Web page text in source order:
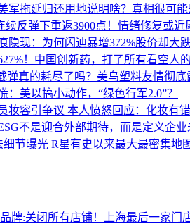
军拖延归还用地说明啥？真相很可
续反弹下重返3900点！情绪修复或近
隐现：为何闪迪暴增372%股价却大跌
！中国创新药，打了所有看空人
弹真的耗尽了吗？美乌塑料友情彻底
：美以搞小动作，“绿色行军2.0”？
妆容引争议 本人愤怒回应：化妆有错
不是迎合外部期待，而是定义企
细节曝光 R星有史以来最大最密集地
牌:关闭所有店铺！上海最后一家